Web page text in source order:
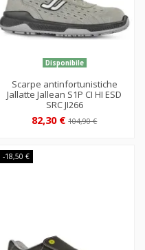
Disponibile
Scarpe antinfortunistiche
Jallatte Jallean S1P CI HI ESD
SRC JI266
82,30 €104,90 €
-18,50 €